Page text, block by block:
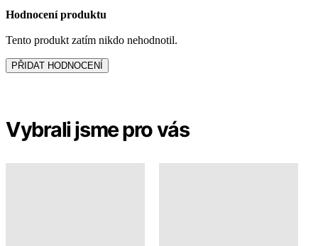
Hodnocení produktu
Tento produkt zatím nikdo nehodnotil.
PŘIDAT HODNOCENÍ
Vybrali jsme pro vás